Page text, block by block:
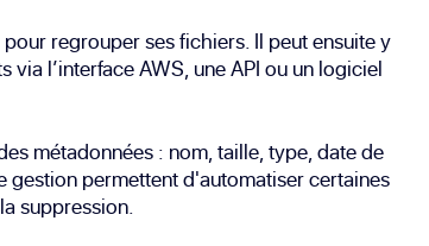
regrouper ses fichiers. Il peut ensuite y
l’interface AWS, une API ou un logiciel
métadonnées : nom, taille, type, date de
gestion permettent d'automatiser certaines
suppression.